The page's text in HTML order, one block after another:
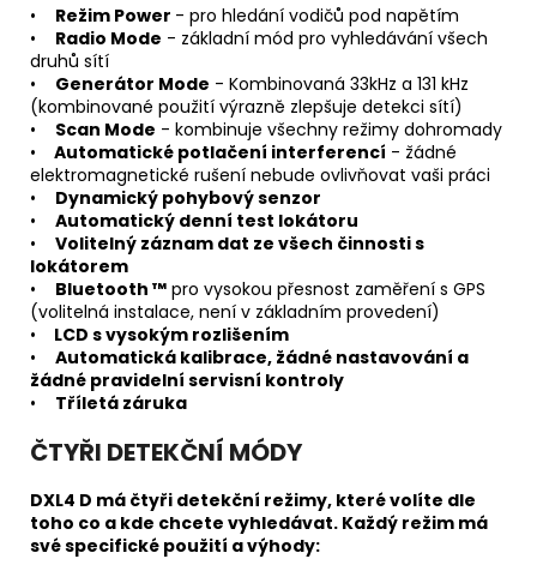
• Režim Power - pro hledání vodičů pod napětím
• Radio Mode - základní mód pro vyhledávání všech
druhů sítí
• Generátor Mode - Kombinovaná 33kHz a 131 kHz
(kombinované použití výrazně zlepšuje detekci sítí)
• Scan Mode - kombinuje všechny režimy dohromady
•
Automatické potlačení interferencí - žádné
elektromagnetické rušení nebude ovlivňovat vaši práci
• Dynamický pohybový senzor
• Automatický denní test lokátoru
• Volitelný záznam dat ze všech činnosti s
lokátorem
• Bluetooth ™ pro vysokou přesnost zaměření s GPS
(volitelná instalace, není v základním provedení)
•
LCD s vysokým rozlišením
• Automatická kalibrace, žádné nastavování a
žádné pravidelní servisní kontroly
• Tříletá záruka
ČTYŘI DETEKČNÍ MÓDY
DXL4 D má čtyři detekční režimy, které volíte dle
toho co a kde chcete vyhledávat. Každý režim má
své specifické použití a výhody: